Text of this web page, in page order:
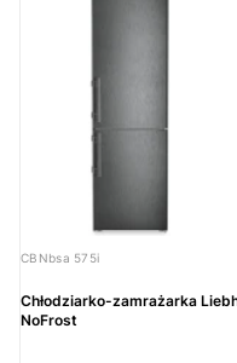
Kod produktu
CBNbsa 575i
Chłodziarko-zamrażarka
NoFrost